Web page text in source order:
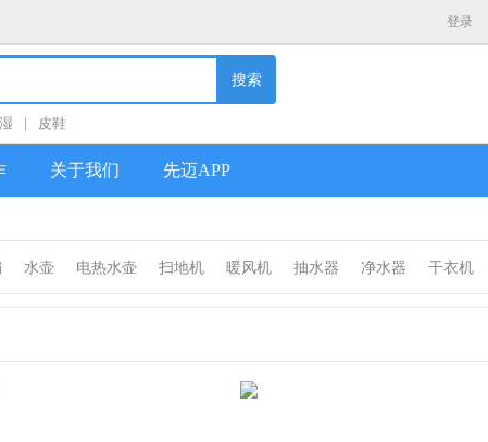
告
登录
搜索
皮鞋
关于我们 先迈APP
水壶 电热水壶 扫地机 暖风机 抽水器 净水器 干衣机